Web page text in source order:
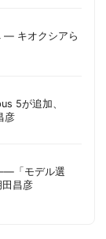
― キオクシアら
5が追加、
彦
「モデル選
昌彦